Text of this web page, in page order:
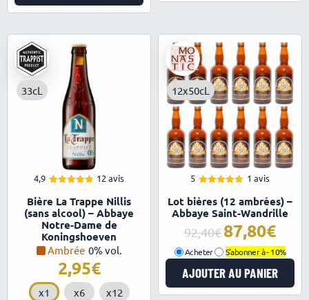
33cL
4,9
sur 5
12 avis
Bière La Trappe Nillis
(sans alcool) – Abbaye
Notre-Dame de
Koningshoeven
Ambrée 0% vol.
2,95
x1 x6 x12
12x50cL
5
sur 5
1 avis
Lot bières (12 ambrées) –
Abbaye Saint-Wandrille
92,40
Le
prix
initial
était :
92,40€.
87,80
prix
actuel
est :
87,80€.
Acheter S'abonner à -10%
AJOUTER AU PANIER